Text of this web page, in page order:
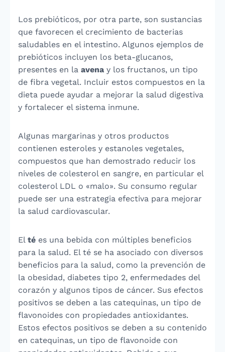
Los prebióticos, por otra parte, son sustancias
que favorecen el crecimiento de bacterias
saludables en el intestino. Algunos ejemplos de
prebióticos incluyen los beta-glucanos,
presentes en la avena y los fructanos, un tipo
de fibra vegetal. Incluir estos compuestos en la
dieta puede ayudar a mejorar la salud digestiva
y fortalecer el sistema inmune.
Algunas margarinas y otros productos
contienen esteroles y estanoles vegetales,
compuestos que han demostrado reducir los
niveles de colesterol en sangre, en particular el
colesterol LDL o «malo». Su consumo regular
puede ser una estrategia efectiva para mejorar
la salud cardiovascular.
El té es una bebida con múltiples beneficios
para la salud. El té se ha asociado con diversos
beneficios para la salud, como la prevención de
la obesidad, diabetes tipo 2, enfermedades del
corazón y algunos tipos de cáncer. Sus efectos
positivos se deben a las catequinas, un tipo de
flavonoides con propiedades antioxidantes.
Estos efectos positivos se deben a su contenido
en catequinas, un tipo de flavonoide con